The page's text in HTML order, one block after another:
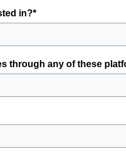
in?*
through any of these